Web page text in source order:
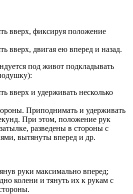
вверх, фиксируя положение
вверх, двигая ею вперед и назад.
под живот подкладывать
вверх и удерживать несколько
Приподнимать и удерживать
При этом, положение рук
разведены в стороны с
вытянуты вперед и др.
руки максимально вперед;
колени и тянуть их к рукам с